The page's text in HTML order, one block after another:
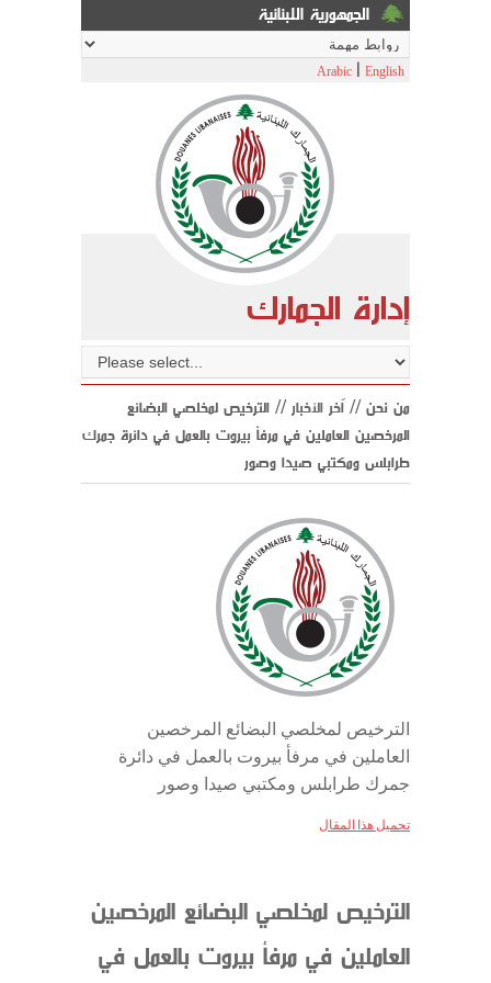
الجمهورية اللبنانية
Arabic English
إدارة الجمارك
من نحن // اّخر الأخبار// الترخيص لمخلصي البضائع
المرخصين العاملين في مرفأ بيروت بالعمل في دائرة جمرك
طرابلس ومكتبي صيدا وصور
الترخيص لمخلصي البضائع المرخصين
العاملين في مرفأ بيروت بالعمل في دائرة
جمرك طرابلس ومكتبي صيدا وصور
تحميل هذا المقال
الترخيص لمخلصي البضائع المرخصين
العاملين في مرفأ بيروت بالعمل في